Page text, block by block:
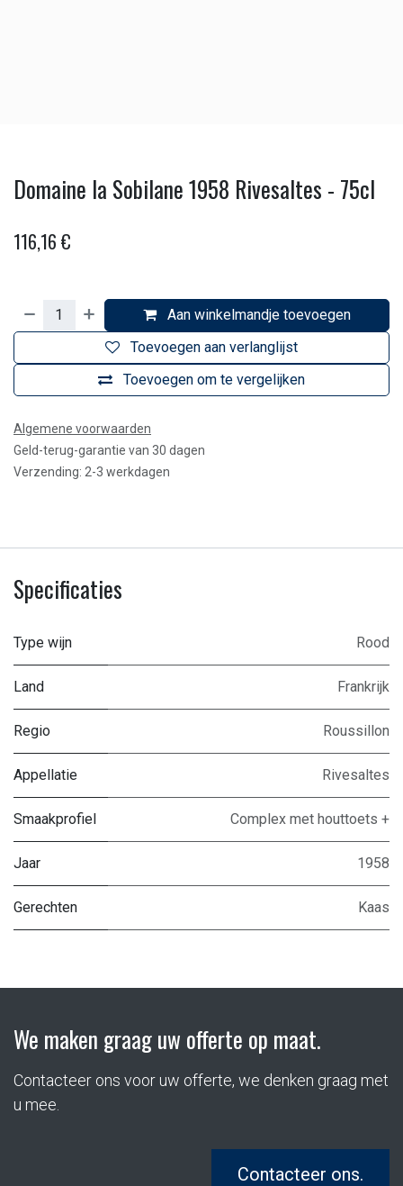
Domaine la Sobilane 1958 Rivesaltes - 75cl
116,16 €
Aan winkelmandje toevoegen
Toevoegen om te vergelijken
Toevoegen aan verlanglijst
Algemene voorwaarden
Geld-terug-garantie van 30 dagen
Verzending: 2-3 werkdagen
Specificaties
Type wijn Rood
Land Frankrijk
Regio Roussillon
Appellatie Rivesaltes
Smaakprofiel Complex met houttoets +
Jaar 1958
Gerechten Kaas
We maken graag uw offerte op maat.
Contacteer ons voor uw offerte, we denken graag met
u mee.
Contacteer ons.